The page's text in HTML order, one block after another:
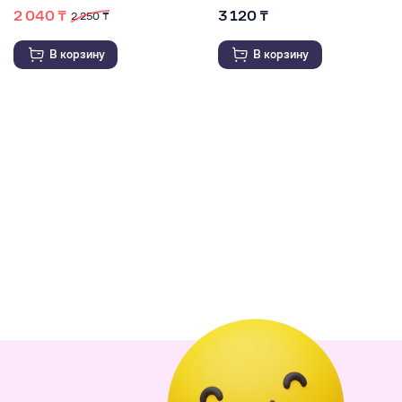
2 040 ₸ 2 250 ₸
В корзину
3 120 ₸
В корзину